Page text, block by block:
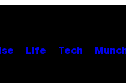
Life Tech